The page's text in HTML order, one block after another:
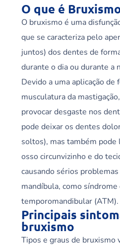
O que é
O bruxismo é uma
que se caracteriza pelo
juntos) dos dentes de
durante o dia ou durante a
Devido a uma aplicação de
musculatura da
provocar desgaste nos
pode deixar os dentes
soltos), mas também pode
osso circunvizinho e do
causando sérios
mandíbula, como síndrome
temporomandibular (ATM).
Principais
bruxismo
Tipos e graus de bruxismo